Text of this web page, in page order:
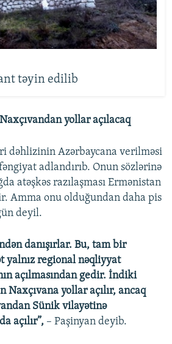
təyin edilib
yollar açılacaq
dəhlizinin Azərbaycana verilməsi
adlandırıb. Onun sözlərinə
atəşkəs razılaşması Ermənistan
Amma onu olduğundan daha pis
deyil.
danışırlar. Bu, tam bir
yalnız regional nəqliyyat
açılmasından gedir. İndiki
Naxçıvana yollar açılır, ancaq
Sünik vilayətinə
açılır”, – Paşinyan deyib.